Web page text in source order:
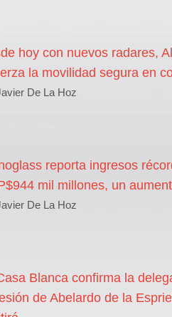
hoy con nuevos radares,
la movilidad segura en
De La Hoz
reporta ingresos
mil millones, un
De La Hoz
Blanca confirma la
de Abelardo de la